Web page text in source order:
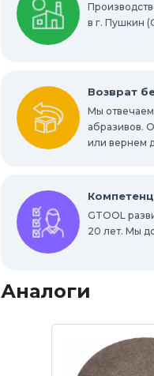
Круги с
Шлифовальные
Шлифовальные
в г. Пушкин
Возврат
Мы отвечаем
абразивов.
или вернем
GTOOL
20 лет. Мы
Аналоги